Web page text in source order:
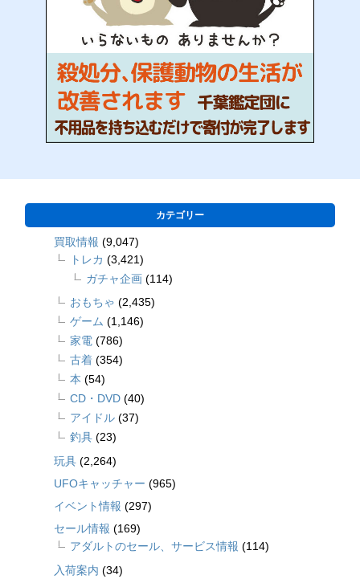
カテゴリー
買取情報 (9,047)
トレカ (3,421)
ガチャ企画 (114)
おもちゃ (2,435)
ゲーム (1,146)
家電 (786)
古着 (354)
本 (54)
CD・DVD (40)
アイドル (37)
釣具 (23)
玩具 (2,264)
UFOキャッチャー (965)
イベント情報 (297)
セール情報 (169)
アダルトのセール、サービス情報 (114)
入荷案内 (34)